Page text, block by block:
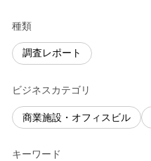
種類
調査レポート
ビジネスカテゴリ
商業施設・オフィスビル
キーワード